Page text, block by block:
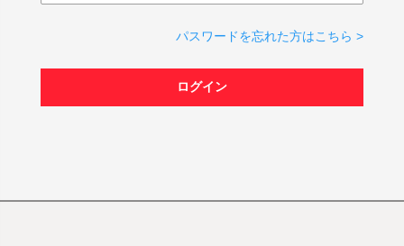
パスワードを忘れた方はこちら >
ログイン